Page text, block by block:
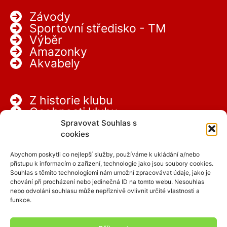
Spravovat Souhlas s
cookies
Abychom poskytli co nejlepší služby, používáme k ukládání a/nebo
přístupu k informacím o zařízení, technologie jako jsou soubory cookies.
Souhlas s těmito technologiemi nám umožní zpracovávat údaje, jako je
chování při procházení nebo jedinečná ID na tomto webu. Nesouhlas
nebo odvolání souhlasu může nepříznivě ovlivnit určité vlastnosti a
funkce.
Závody
Sportovní středisko - TM
Výběr
Amazonky
Akvabely
Z historie klubu
Osobnosti klubu
Partneři
Kariéra